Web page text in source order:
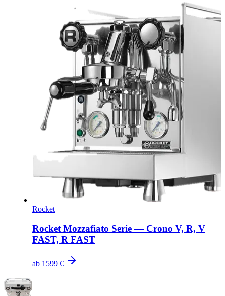
Rocket
Rocket Mozzafiato Serie — Crono V, R, V
FAST, R FAST
ab 1599 €